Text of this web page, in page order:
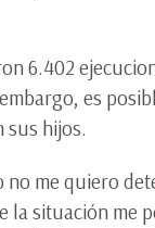
6.402
es
sus hijos.
me quiero
situación me